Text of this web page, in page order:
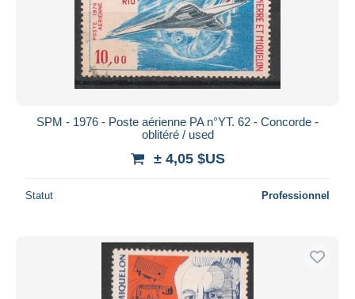
SPM - 1976 - Poste aérienne PA n°YT. 62 - Concorde -
oblitéré / used
± 4,05 $US
Statut Professionnel